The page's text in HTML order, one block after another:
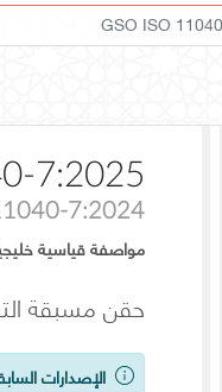
GSO ISO
7:2025
7:2024
مواصفة قياسية
حقن مسبقة التعبئة — الجزء 7: أنظمة
الإصدارات